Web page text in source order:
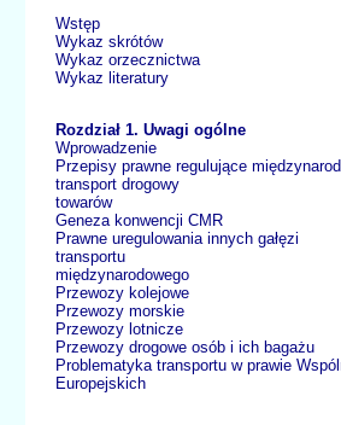
Wstęp
Wykaz skrótów
Wykaz orzecznictwa
Wykaz literatury
Rozdział 1. Uwagi ogólne
Wprowadzenie
Przepisy prawne regulujące
transport drogowy
towarów
Geneza konwencji CMR
Prawne uregulowania innych gałęzi
transportu
międzynarodowego
Przewozy kolejowe
Przewozy morskie
Przewozy lotnicze
Przewozy drogowe osób i ich bagażu
Problematyka transportu w prawie
Europejskich